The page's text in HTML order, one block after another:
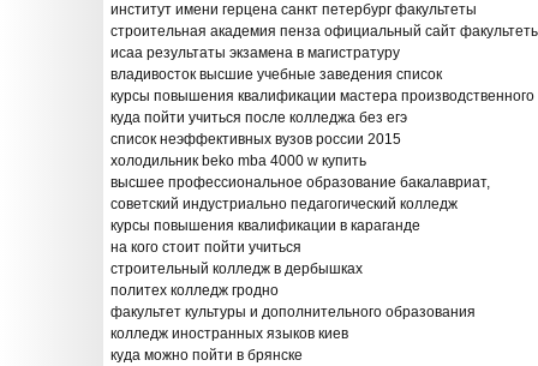
институт имени герцена санкт петербург факультеты
строительная академия пенза официальный сайт
исаа результаты экзамена в магистратуру
владивосток высшие учебные заведения список
курсы повышения квалификации мастера производственного
куда пойти учиться после колледжа без егэ
список неэффективных вузов россии 2015
холодильник beko mba 4000 w купить
высшее профессиональное образование бакалавриат,
советский индустриально педагогический колледж
курсы повышения квалификации в караганде
на кого стоит пойти учиться
строительный колледж в дербышках
политех колледж гродно
факультет культуры и дополнительного образования
колледж иностранных языков киев
куда можно пойти в брянске